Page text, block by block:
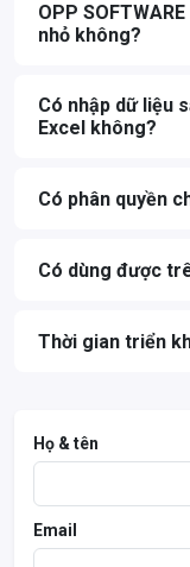
OPP
nhỏ không?
Có nhập dữ liệu
Excel không?
Có phân quyền
Có dùng được
Thời gian triển
Họ & tên
Email